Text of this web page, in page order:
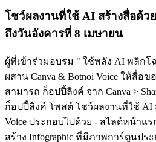
โชว์ผลงานที่ใช้ AI สร้างสื่อด้ว
ถึงวันอังคารที่ 8 เมษายน
ผู้ที่เข้าร่วมอบรม " ใช้พลัง AI พลิก
ผสาน Canva & Botnoi Voice ให้สื่
สามารถ ก็อปปี้ลิงค์ จาก Canva >
ก็อปปี้ลิงค์ โพสต์ โชว์ผลงานที่ใช้ AI
Voice ประกอบไปด้วย - สไลด์หน้าแ
สร้าง Infographic ที่มีภาพการ์ตูนปร